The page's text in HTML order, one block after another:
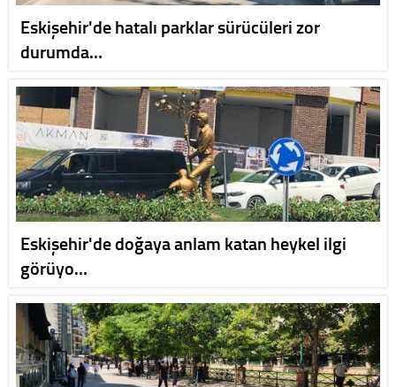
Eskişehir'de hatalı parklar sürücüleri zor
durumda…
Eskişehir'de doğaya anlam katan heykel ilgi
görüyo…